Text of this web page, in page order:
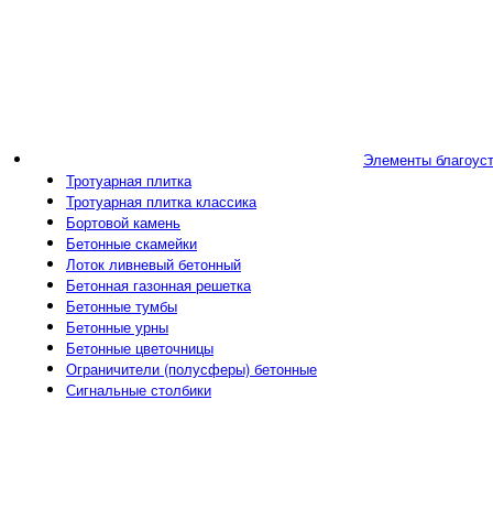
Элементы
Тротуарная плитка
Тротуарная плитка классика
Бортовой камень
Бетонные скамейки
Лоток ливневый бетонный
Бетонная газонная решетка
Бетонные тумбы
Бетонные урны
Бетонные цветочницы
Ограничители (полусферы) бетонные
Сигнальные столбики